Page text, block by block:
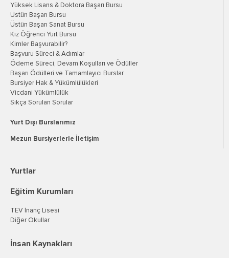
Yüksek Lisans & Doktora Başarı Bursu
Üstün Başarı Bursu
Üstün Başarı Sanat Bursu
Kız Öğrenci Yurt Bursu
Kimler Başvurabilir?
Başvuru Süreci & Adımlar
Ödeme Süreci, Devam Koşulları ve Ödüller
Başarı Ödülleri ve Tamamlayıcı Burslar
Bursiyer Hak & Yükümlülükleri
Vicdani Yükümlülük
Sıkça Sorulan Sorular
Yurt Dışı Burslarımız
Mezun Bursiyerlerle İletişim
Yurtlar
Eğitim Kurumları
TEV İnanç Lisesi
Diğer Okullar
İnsan Kaynakları